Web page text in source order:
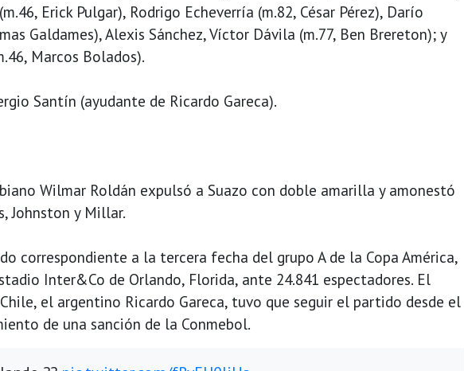
Erick Pulgar), Rodrigo Echeverría (m.82, César Pérez), Darío
Galdames), Alexis Sánchez, Víctor Dávila (m.77, Ben Brereton); y
Marcos Bolados).
Santín (ayudante de Ricardo Gareca).
Wilmar Roldán expulsó a Suazo con doble amarilla y amonestó
Johnston y Millar.
correspondiente a la tercera fecha del grupo A de la Copa América,
Inter&Co de Orlando, Florida, ante 24.841 espectadores. El
el argentino Ricardo Gareca, tuvo que seguir el partido desde el
de una sanción de la Conmebol.